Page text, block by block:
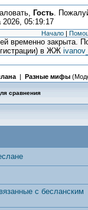
Гость.
2026, 05:19:17
Начало |
временно закрыта.
в ЖЖ
| Разные мифы
сравнения
с бесланским